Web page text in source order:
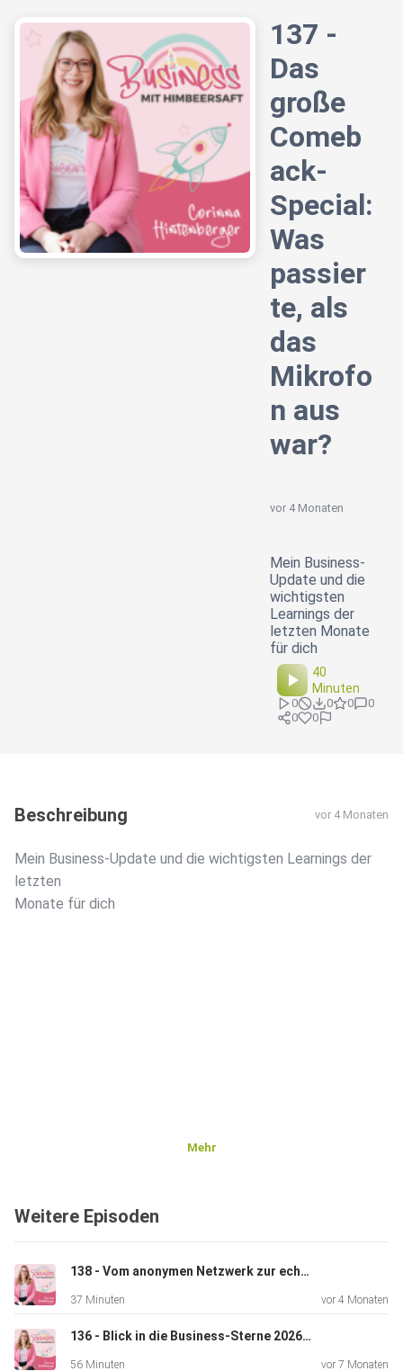
137 -
Das
große
Comeb
ack-
Special:
Was
passier
te, als
das
Mikrofo
n aus
war?
vor 4 Monaten
Mein Business-
Update und die
wichtigsten
Learnings der
letzten Monate
für dich
40
Minuten
0 0 0
0
0
0
Beschreibung vor 4 Monaten
Mein Business-Update und die wichtigsten Learnings der
letzten
Monate für dich
Mehr
Weitere Episoden
138 - Vom anonymen Netzwerk zur echten Community: Was tun, wenn sich keiner für mich interessiert?
37 Minuten vor 4 Monaten
136 - Blick in die Business-Sterne 2026: Was das neue Jahr für Unternehmer:innen bereithält – mit AstroAstrid
56 Minuten vor 7 Monaten